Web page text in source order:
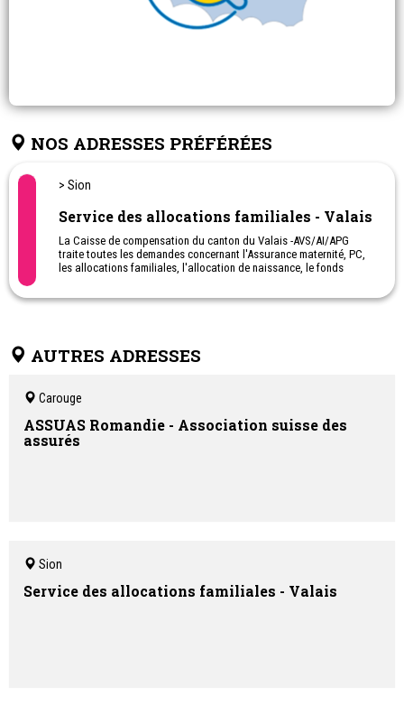
NOS ADRESSES PRÉFÉRÉES
> Sion
Service des allocations familiales - Valais
La Caisse de compensation du canton du Valais -AVS/AI/APG
traite toutes les demandes concernant l'Assurance maternité, PC,
les allocations familiales, l'allocation de naissance, le fonds
AUTRES ADRESSES
Carouge
ASSUAS Romandie - Association suisse des
assurés
Sion
Service des allocations familiales - Valais